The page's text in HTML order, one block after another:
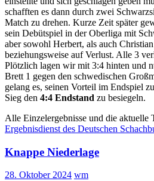
schafften es dann durch zwei
Match zu drehen. Kurze Zeit später
sein Debütspiel in der Oberliga mit
aber sowohl Herbert, als auch
beziehungsweise auf Verlust. Alle 3
Plötzlich lagen wir mit 3:4 hinten und
Brett 1 gegen den schwedischen
gelang es, seinen Vorteil im Endspiel
Sieg den 4:4 Endstand zu besiegeln.
Alle Einzelergebnisse und die aktuelle
Ergebnisdienst des Deutschen
Knappe Niederlage
28. Oktober 2024 wm